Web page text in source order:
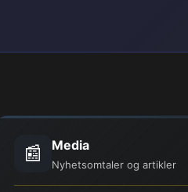
📰 Media
Nyhetsomtaler og artikler